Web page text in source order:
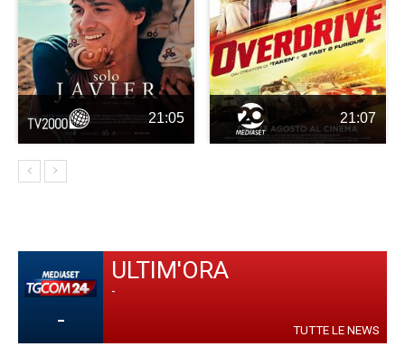
21:05 21:07
-
ULTIM'ORA
-
TUTTE LE NEWS